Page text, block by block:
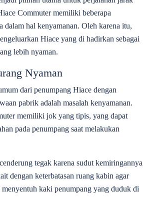
Commuter memiliki beberapa
dalam hal kenyamanan. Oleh karena itu,
Hiace yang di hadirkan sebagai
lebih nyaman.
Nyaman
dari penumpang Hiace dengan
pabrik adalah masalah kenyamanan.
memiliki jok yang tipis, yang dapat
pada penumpang saat melakukan
tegak karena sudut kemiringannya
dengan keterbatasan ruang kabin agar
kaki penumpang yang duduk di